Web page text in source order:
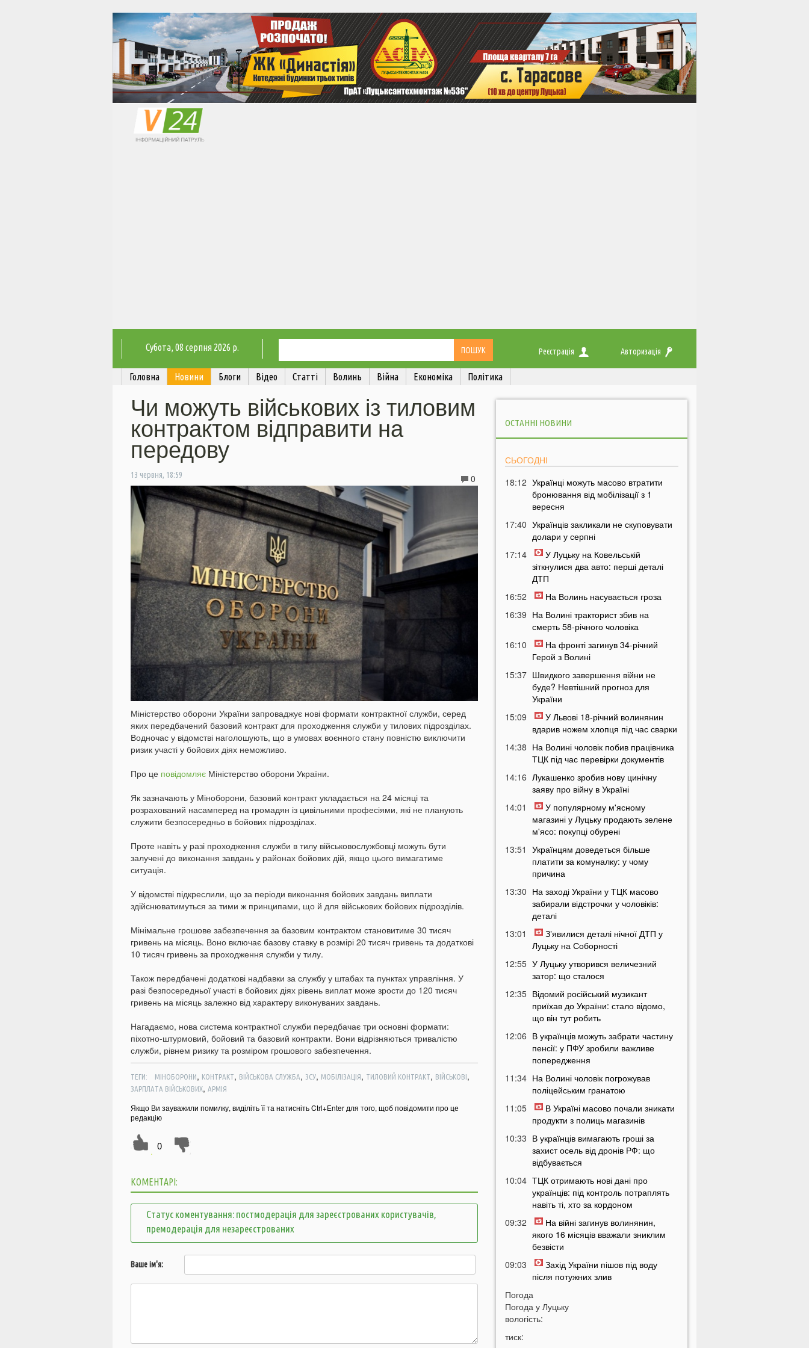
Субота, 08 серпня 2026 р. Реєстрація Авторизація
Головна Новини Блоги Відео Статті Волинь Війна Економіка Політика
Чи можуть військових із тиловим
контрактом відправити на
передову
13 червня, 18:59 0
Міністерство оборони України запроваджує нові формати контрактної служби, серед
яких передбачений базовий контракт для проходження служби у тилових підрозділах.
Водночас у відомстві наголошують, що в умовах воєнного стану повністю виключити
ризик участі у бойових діях неможливо.
Про це повідомляє Міністерство оборони України.
Як зазначають у Міноборони, базовий контракт укладається на 24 місяці та
розрахований насамперед на громадян із цивільними професіями, які не планують
служити безпосередньо в бойових підрозділах.
Проте навіть у разі проходження служби в тилу військовослужбовці можуть бути
залучені до виконання завдань у районах бойових дій, якщо цього вимагатиме
ситуація.
У відомстві підкреслили, що за періоди виконання бойових завдань виплати
здійснюватимуться за тими ж принципами, що й для військових бойових підрозділів.
Мінімальне грошове забезпечення за базовим контрактом становитиме 30 тисяч
гривень на місяць. Воно включає базову ставку в розмірі 20 тисяч гривень та додаткові
10 тисяч гривень за проходження служби у тилу.
Також передбачені додаткові надбавки за службу у штабах та пунктах управління. У
разі безпосередньої участі в бойових діях рівень виплат може зрости до 120 тисяч
гривень на місяць залежно від характеру виконуваних завдань.
Нагадаємо, нова система контрактної служби передбачає три основні формати:
піхотно-штурмовий, бойовий та базовий контракти. Вони відрізняються тривалістю
служби, рівнем ризику та розміром грошового забезпечення.
ТЕГИ: МІНОБОРОНИ, КОНТРАКТ, ВІЙСЬКОВА СЛУЖБА, ЗСУ, МОБІЛІЗАЦІЯ, ТИЛОВИЙ КОНТРАКТ, ВІЙСЬКОВІ,
ЗАРПЛАТА ВІЙСЬКОВИХ, АРМІЯ
Якщо Ви зауважили помилку, виділіть її та натисніть Ctrl+Enter для того, щоб повідомити про це
редакцію
0
КОМЕНТАРІ:
Статус коментування: постмодерація для зареєстрованих користувачів,
премодерація для незареєстрованих
Ваше ім'я:
ОСТАННІ НОВИНИ
СЬОГОДНІ
18:12 Українці можуть масово втратити
бронювання від мобілізації з 1
вересня
17:40 Українців закликали не скуповувати
долари у серпні
17:14
У Луцьку на Ковельській
зіткнулися два авто: перші деталі
ДТП
16:52
На Волинь насувається гроза
16:39 На Волині тракторист збив на
смерть 58-річного чоловіка
16:10
На фронті загинув 34-річний
Герой з Волині
15:37 Швидкого завершення війни не
буде? Невтішний прогноз для
України
15:09
У Львові 18-річний волинянин
вдарив ножем хлопця під час сварки
14:38 На Волині чоловік побив працівника
ТЦК під час перевірки документів
14:16 Лукашенко зробив нову цинічну
заяву про війну в Україні
14:01
У популярному м'ясному
магазині у Луцьку продають зелене
м'ясо: покупці обурені
13:51
Українцям доведеться більше
платити за комуналку: у чому
причина
13:30 На заході України у ТЦК масово
забирали відстрочки у чоловіків:
деталі
13:01
Зʼявилися деталі нічної ДТП у
Луцьку на Соборності
12:55 У Луцьку утворився величезний
затор: що сталося
12:35 Відомий російський музикант
приїхав до України: стало відомо,
що він тут робить
12:06 В українців можуть забрати частину
пенсії: у ПФУ зробили важливе
попередження
11:34 На Волині чоловік погрожував
поліцейським гранатою
11:05
В Україні масово почали зникати
продукти з полиць магазинів
10:33 В українців вимагають гроші за
захист осель від дронів РФ: що
відбувається
10:04 ТЦК отримають нові дані про
українців: під контроль потраплять
навіть ті, хто за кордоном
09:32
На війні загинув волинянин,
якого 16 місяців вважали зниклим
безвісти
09:03
Захід України пішов під воду
після потужних злив
08:50
мотоцикл: є травмований
07:46
Погода
Погода у Луцьку
вологість:
тиск: